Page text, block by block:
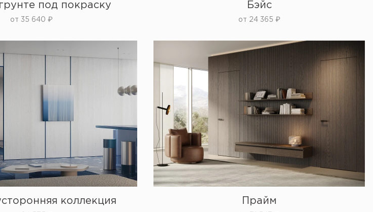
под покраску
от 35 640 ₽
Бэйс
от 24 365 ₽
коллекция Прайм